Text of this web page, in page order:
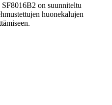
on suunniteltu
huonekalujen